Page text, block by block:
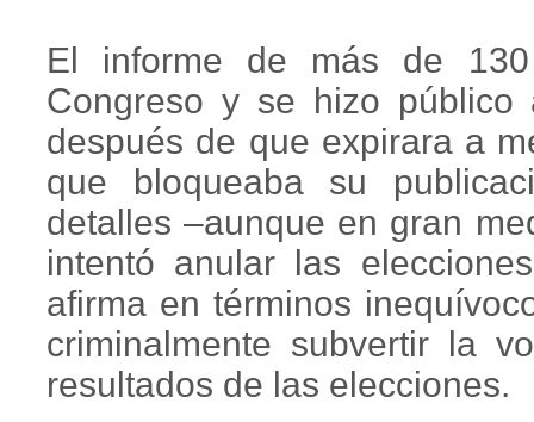
El informe de más de
Congreso y se hizo
después de que expirara a
que bloqueaba su
detalles –aunque en gran
intentó anular las
afirma en términos
criminalmente subvertir la
resultados de las elecciones.